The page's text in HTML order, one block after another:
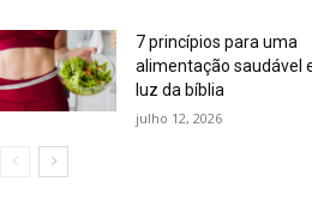
7 princípios para uma
alimentação saudável
luz da bíblia
julho 12, 2026